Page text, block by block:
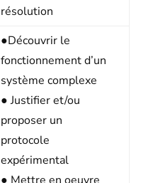
résolution
●Découvrir le
fonctionnement d’un
système complexe
● Justifier et/ou
proposer un
protocole
expérimental
● Mettre en oeuvre